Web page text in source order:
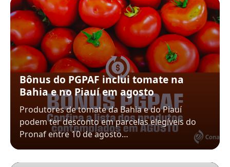
Bônus do PGPAF inclui tomate na
Bahia e no Piauí em agosto
Produtores de tomate da Bahia e do Piauí
podem ter desconto em parcelas elegíveis do
Pronaf entre 10 de agosto…